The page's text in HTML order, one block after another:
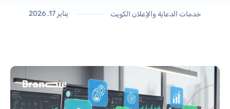
خدمات الدعاية والإعلان الكويت يناير 17, 2026